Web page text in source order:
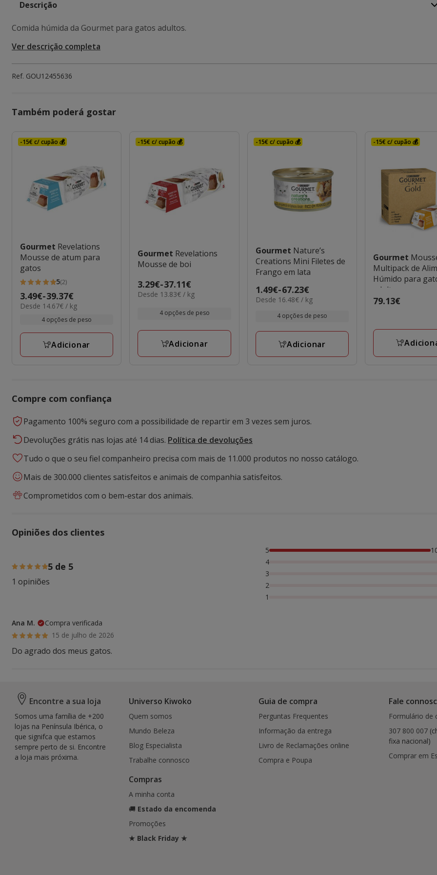
Descrição
Comida húmida da Gourmet para gatos adultos.
Ver descrição completa
Ref. GOU12455636
Também poderá gostar
-15€ c/ cupão 💰
Gourmet Revelations
Mousse de atum para
gatos
5
estrelas
com
avaliações
5(2)
Preço
de
a
39.37€
3.49€-39.37€
14.67€
Desde 14.67€ / kg
4 opções de peso
Adicionar
-15€ c/ cupão 💰
Gourmet Revelations
Mousse de boi
Preço
de
37.11€
3.29€-37.11€
13.83€
Desde 13.83€ / kg
4 opções de peso
Adicionar
-15€ c/ cupão 💰
Gourmet Nature’s
Creations Mini Filetes de
Frango em lata
Preço
de
67.23€
1.49€-67.23€
16.48€
Desde 16.48€ / kg
4 opções de peso
Adicionar
-15€ c/ cupão 💰
Gourmet
Multipack de
Húmido para
adultos
Preço
79.13€
Compre com confiança
Pagamento 100% seguro com a possibilidade de repartir em 3 vezes sem juros.
Devoluções grátis nas lojas até 14 dias. Política de devoluções
Tudo o que o seu fiel companheiro precisa com mais de 11.000 produtos no nosso catálogo.
Mais de 300.000 clientes satisfeitos e animais de companhia satisfeitos.
Comprometidos com o bem-estar dos animais.
Opiniões dos clientes
5 de 5
1 opiniões
5
4
3
2
1
Ana M.
Compra verificada
15 de julho de 2026
Do agrado dos meus gatos.
Encontre a sua loja
Somos uma família de +200
lojas na Península Ibérica, o
que signifca que estamos
sempre perto de si. Encontre
a loja mais próxima.
Universo Kiwoko
Quem somos
Mundo Beleza
Blog Especialista
Trabalhe connosco
Compras
A minha conta
🚚 Estado da encomenda
Promoções
★ Black Friday ★
Guia de compra
Perguntas Frequentes
Informação da entrega
Livro de Reclamações online
Compra e Poupa
Fale
Formulário de
307 800 007
fixa nacional)
Comprar em